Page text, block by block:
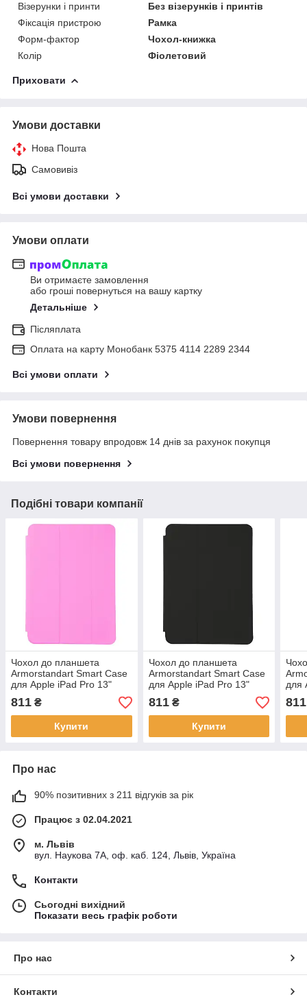
Візерунки і принти
Без візерунків і принтів
Фіксація пристрою
Рамка
Форм-фактор
Чохол-книжка
Колір
Фіолетовий
Приховати
Умови доставки
Нова Пошта
Самовивіз
Всі умови доставки
Умови оплати
Ви отримаєте замовлення
або гроші повернуться на вашу картку
Детальніше
Післяплата
Оплата на карту Монобанк 5375 4114 2289 2344
Всі умови оплати
Умови повернення
Повернення товару впродовж 14 днів за рахунок покупця
Всі умови повернення
Подібні товари компанії
Чохол до планшета
Armorstandart Smart Case
для Apple iPad Pro 13"
811 ₴
Купити
Чохол до планшета
Armorstandart Smart Case
для Apple iPad Pro 13"
811₴
Купити
для
811
Про нас
90% позитивних з 211 відгуків за рік
Працює з 02.04.2021
м. Львів
вул. Наукова 7А, оф. каб. 124, Львів, Україна
Контакти
Сьогодні вихідний
Показати весь графік роботи
Про нас
Контакти